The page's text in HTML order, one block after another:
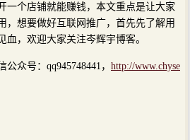
一个店铺就能赚钱，本文重点是让大家
，想要做好互联网推广，首先先了解用
血，欢迎大家关注岑辉宇博客。
公众号：qq945748441， http://www.chyse